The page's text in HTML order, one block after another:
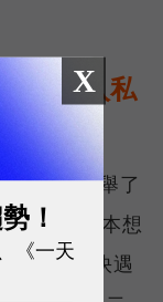
何導入私
？劉文義舉了
家公司原本想
，但很快遇
X
！
《一天